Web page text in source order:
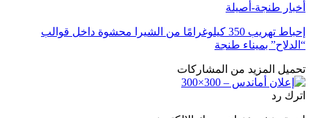
أخبار طنجة-أصيلة
إحباط تهريب 350 كيلوغرامًا من الشيرا محشوة داخل قوالب
“الدلاح” بميناء طنجة
تحميل المزيد من المشاركات
اترك رد